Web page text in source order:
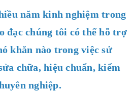
năm kinh nghiệm trong
đạc chúng tôi có thể hỗ trợ
khăn nào trong việc sử
chữa, hiệu chuẩn, kiểm
nghiệp.